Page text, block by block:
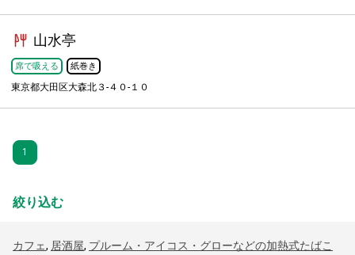
山水亭
席で吸える 紙巻き
東京都大田区大森北３-４０-１０
1
絞り込む
カフェ, 居酒屋, プルーム・アイコス・グローなどの加熱式たばこ